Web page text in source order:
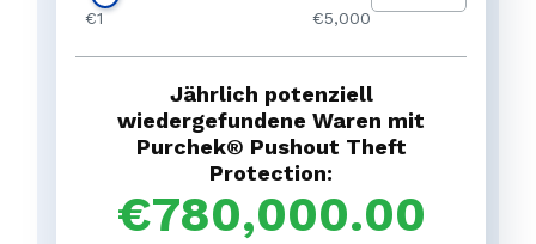
ist eine sehr konservative Schätzung.
€1 €5,000
Jährlich potenziell
wiedergefundene Waren mit
Purchek® Pushout Theft
Protection:
€780,000.00
Weiter zum
Staat/Provinz